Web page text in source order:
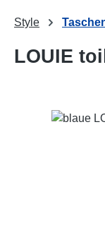
Style
LOUIE
Bildergalerie